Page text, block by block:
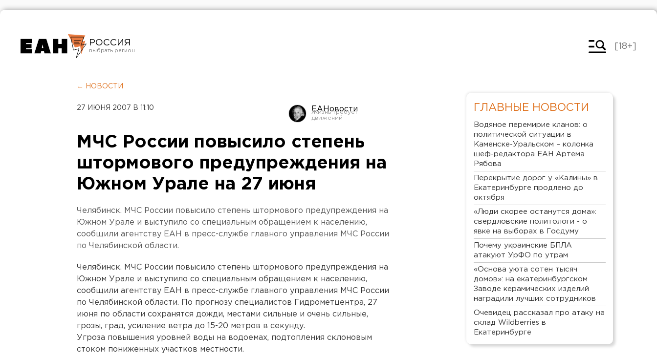
РОССИЯ
Челябинск
[18+]
← НОВОСТИ
27 ИЮНЯ 2007 В 11:10 ЕАНовости
МЧС России повысило степень
штормового предупреждения на
Южном Урале на 27 июня
Челябинск. МЧС России повысило степень штормового предупреждения на
Южном Урале и выступило со специальным обращением к населению,
сообщили агентству ЕАН в пресс-службе главного управления МЧС России
по Челябинской области.
Челябинск. МЧС России повысило степень штормового предупреждения на
Южном Урале и выступило со специальным обращением к населению,
сообщили агентству ЕАН в пресс-службе главного управления МЧС России
по Челябинской области. По прогнозу специалистов Гидрометцентра, 27
июня по области сохранятся дожди, местами сильные и очень сильные,
грозы, град, усиление ветра до 15-20 метров в секунду.
Угроза повышения уровней воды на водоемах, подтопления склоновым
стоком пониженных участков местности.
ГЛАВНЫЕ НОВОСТИ
Водяное перемирие кланов: о
политической ситуации в
Каменске-Уральском – колонка
шеф-редактора ЕАН Артема
Рябова
Перекрытие дорог у «Калины» в
Екатеринбурге продлено до
октября
«Люди скорее останутся дома»:
свердловские политологи - о
явке на выборах в Госдуму
Почему украинские БПЛА
атакуют УрФО по утрам
«Основа уюта сотен тысяч
домов»: на екатеринбургском
Заводе керамических изделий
наградили лучших сотрудников
Очевидец рассказал про атаку на
склад Wildberries в
Екатеринбурге